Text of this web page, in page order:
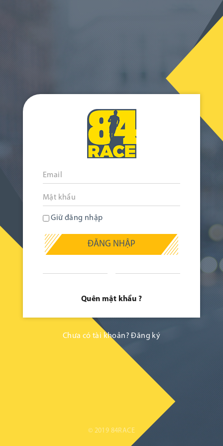
Giữ đăng nhập
ĐĂNG NHẬP
Quên mật khẩu ?
Chưa có tài khoản?Đăng ký
© 2019 84RACE